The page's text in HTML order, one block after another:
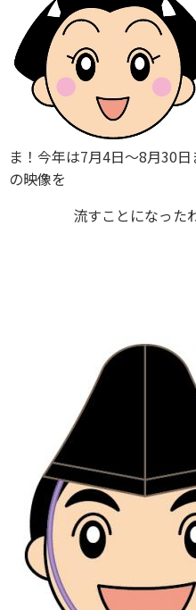
ま！今年は7月4日～8月30
の映像を
流すことになった